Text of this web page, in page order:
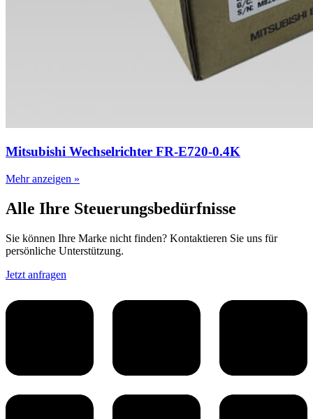
Mitsubishi Wechselrichter FR-E720-0.4K
Mehr anzeigen »
Alle Ihre Steuerungsbedürfnisse
Sie können Ihre Marke nicht finden? Kontaktieren Sie uns für
persönliche Unterstützung.
Jetzt anfragen